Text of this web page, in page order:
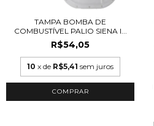
TAMPA BOMBA DE
COMBUSTÍVEL PALIO SIENA I...
R$54,05
10 x de R$5,41 sem juros